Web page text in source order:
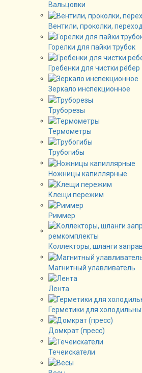
Вальцовки
Вентили, проколки,
Горелки для пайки трубок
Гребенки для чистки рёбер
Зеркало инспекционное
Труборезы
Термометры
Трубогибы
Ножницы капиллярные
Клещи пережим
Риммер
Коллекторы, шланги
Магнитный улавливатель
Лента
Герметики для
Домкрат (пресс)
Течеискатели